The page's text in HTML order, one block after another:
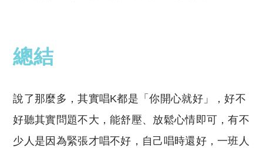
總結
說了那麼多，其實唱K都是「你開心就好」，好不
好聽其實問題不大，能舒壓、放鬆心情即可，有不
少人是因為緊張才唱不好，自己唱時還好，一班人